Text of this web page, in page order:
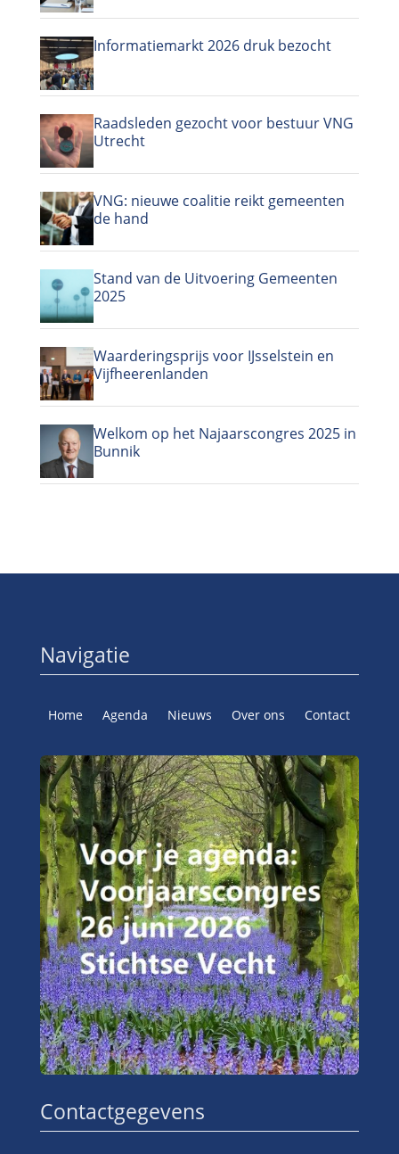
Informatiemarkt 2026 druk bezocht
Raadsleden gezocht voor bestuur VNG
Utrecht
VNG: nieuwe coalitie reikt gemeenten
de hand
Stand van de Uitvoering Gemeenten
2025
Waarderingsprijs voor IJsselstein en
Vijfheerenlanden
Welkom op het Najaarscongres 2025 in
Bunnik
Navigatie
Home Agenda Nieuws Over ons Contact
Contactgegevens